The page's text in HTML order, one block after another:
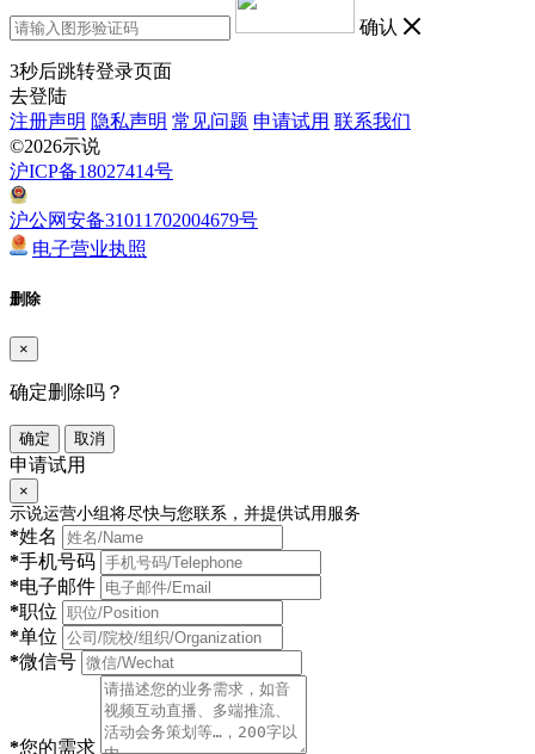
确认
3秒后跳转登录页面
去登陆
注册声明 隐私声明 常见问题 申请试用 联系我们
©2026示说
沪ICP备18027414号
沪公网安备31011702004679号
电子营业执照
删除
×
确定删除吗？
确定 取消
申请试用
×
示说运营小组将尽快与您联系，并提供试用服务
*姓名
*手机号码
*电子邮件
*职位
*单位
*微信号
*您的需求